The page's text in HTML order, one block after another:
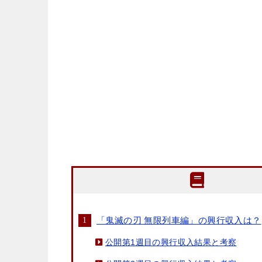
「鬼滅の刃 無限列車編」の興行収入は？
公開第1週目の興行収入結果と考察